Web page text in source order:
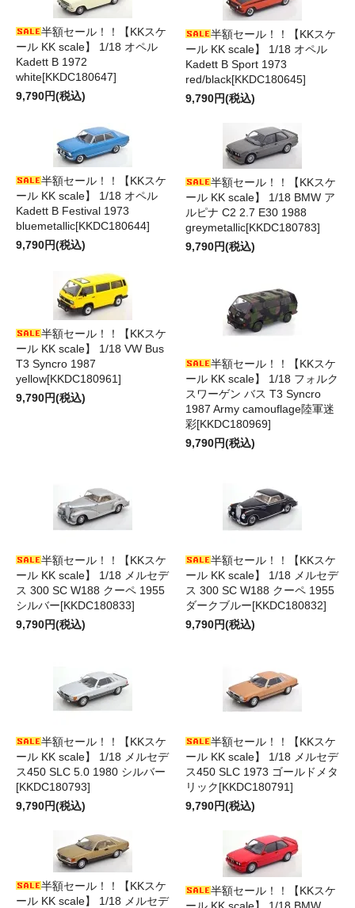
半額セール！！【KKスケ
ール KK scale】 1/18 オペル
Kadett B 1972
white[KKDC180647]
9,790円(税込)
半額セール！！【KKスケ
ール KK scale】 1/18 オペル
Kadett B Sport 1973
red/black[KKDC180645]
9,790円(税込)
半額セール！！【KKスケ
ール KK scale】 1/18 オペル
Kadett B Festival 1973
bluemetallic[KKDC180644]
9,790円(税込)
半額セール！！【KKスケ
ール KK scale】 1/18 BMW ア
ルピナ C2 2.7 E30 1988
greymetallic[KKDC180783]
9,790円(税込)
半額セール！！【KKスケ
ール KK scale】 1/18 VW Bus
T3 Syncro 1987
yellow[KKDC180961]
9,790円(税込)
半額セール！！【KKスケ
ール KK scale】 1/18 フォルク
スワーゲン バス T3 Syncro
1987 Army camouflage陸軍迷
彩[KKDC180969]
9,790円(税込)
半額セール！！【KKスケ
ール KK scale】 1/18 メルセデ
ス 300 SC W188 クーペ 1955
シルバー[KKDC180833]
9,790円(税込)
半額セール！！【KKスケ
ール KK scale】 1/18 メルセデ
ス 300 SC W188 クーペ 1955
ダークブルー[KKDC180832]
9,790円(税込)
半額セール！！【KKスケ
ール KK scale】 1/18 メルセデ
ス450 SLC 5.0 1980 シルバー
[KKDC180793]
9,790円(税込)
半額セール！！【KKスケ
ール KK scale】 1/18 メルセデ
ス450 SLC 1973 ゴールドメタ
リック[KKDC180791]
9,790円(税込)
半額セール！！【KKスケ
ール KK scale】 1/18 メルセデ
半額セール！！【KKスケ
ール KK scale】 1/18 BMW